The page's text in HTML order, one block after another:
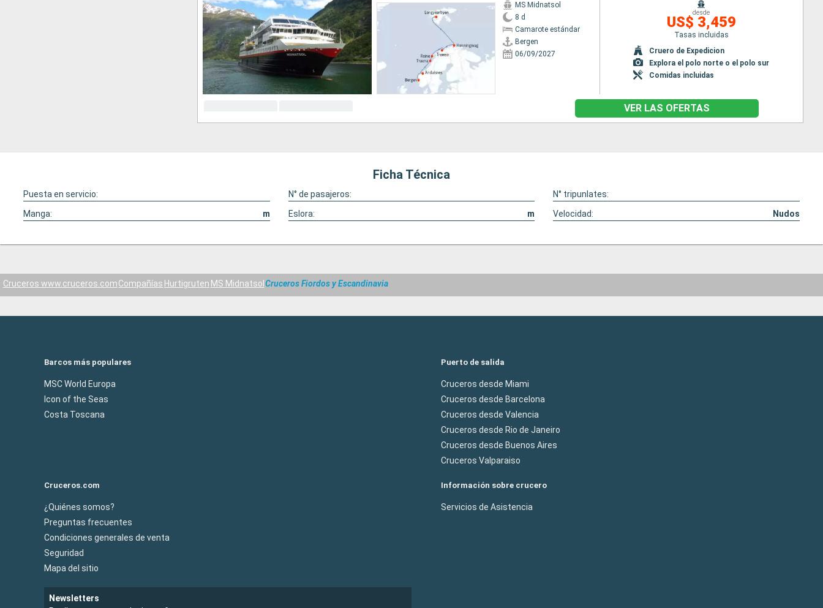
MS Midnatsol
8 d
Camarote estándar
Bergen
06/09/2027
desde
US$ 3,459
Tasas incluidas
Cruero de Expedicion
Explora el polo norte o el polo sur
Comidas incluidas
VER LAS OFERTAS
Ficha Técnica
Puesta en servicio: N° de pasajeros:
N° tripunlates:
Manga:
m Eslora: m Velocidad: Nudos
Cruceros www.cruceros.comCompañías Hurtigruten MS Midnatsol Cruceros Fiordos y Escandinavia
Barcos más populares
MSC World Europa
Icon of the Seas
Costa Toscana
Puerto de salida
Cruceros desde Miami
Cruceros desde Barcelona
Cruceros desde Valencia
Cruceros desde Rio de Janeiro
Cruceros desde Buenos Aires
Cruceros Valparaiso
Cruceros.com
¿Quiénes somos?
Preguntas frecuentes
Condiciones generales de venta
Seguridad
Mapa del sitio
Información sobre crucero
Servicios de Asistencia
Newsletters